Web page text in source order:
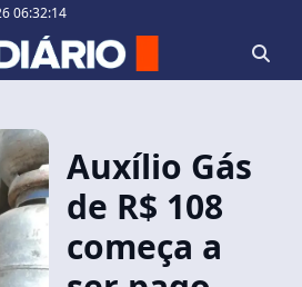
06:32:14
Auxílio Gás
de R$ 108
começa a